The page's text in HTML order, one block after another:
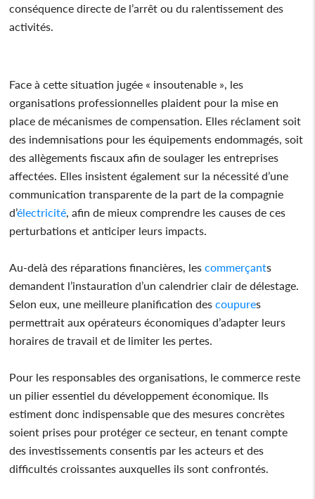
conséquence directe de l’arrêt ou du ralentissement des
activités.
Face à cette situation jugée « insoutenable », les
organisations professionnelles plaident pour la mise en
place de mécanismes de compensation. Elles réclament soit
des indemnisations pour les équipements endommagés, soit
des allègements fiscaux afin de soulager les entreprises
affectées. Elles insistent également sur la nécessité d’une
communication transparente de la part de la compagnie
d’électricité, afin de mieux comprendre les causes de ces
perturbations et anticiper leurs impacts.
Au-delà des réparations financières, lescommerçants
demandent l’instauration d’un calendrier clair de délestage.
Selon eux, une meilleure planification descoupures
permettrait aux opérateurs économiques d’adapter leurs
horaires de travail et de limiter les pertes.
Pour les responsables des organisations, le commerce reste
un pilier essentiel du développement économique. Ils
estiment donc indispensable que des mesures concrètes
soient prises pour protéger ce secteur, en tenant compte
des investissements consentis par les acteurs et des
difficultés croissantes auxquelles ils sont confrontés.